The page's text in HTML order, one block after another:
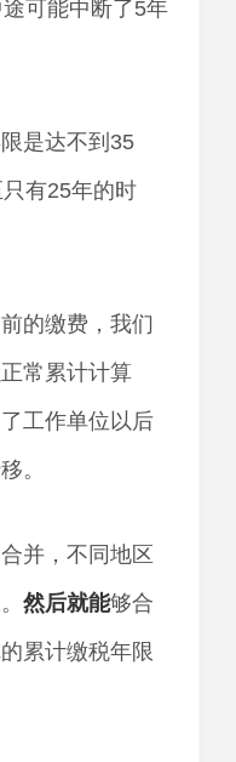
可能中断了5年
是达不到35
有25年的时
的缴费，我们
常累计计算
工作单位以后
。
并，不同地区
然后就能够合
累计缴税年限